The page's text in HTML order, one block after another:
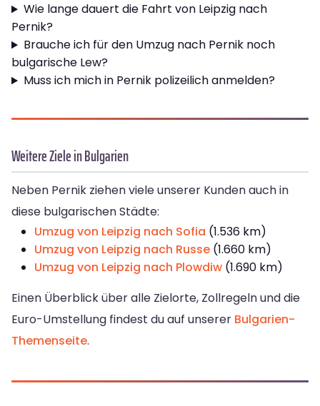
Wie lange dauert die Fahrt von Leipzig nach
Pernik?
Brauche ich für den Umzug nach Pernik noch
bulgarische Lew?
Muss ich mich in Pernik polizeilich anmelden?
Weitere Ziele in Bulgarien
Neben Pernik ziehen viele unserer Kunden auch in
diese bulgarischen Städte:
Umzug von Leipzig nach Sofia (1.536 km)
Umzug von Leipzig nach Russe (1.660 km)
Umzug von Leipzig nach Plowdiw (1.690 km)
Einen Überblick über alle Zielorte, Zollregeln und die
Euro-Umstellung findest du auf unserer Bulgarien-
Themenseite.